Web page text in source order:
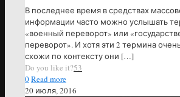
В последнее время в средствах
информации часто можно услышать
«военный переворот» или
переворот». И хотя эти 2 термина
схожи по контексту они […]
Do you like it?53
0Read more
20 июля, 2016